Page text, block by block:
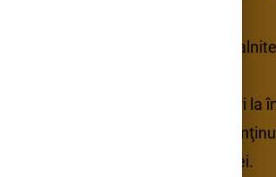
- să enumere personajele
- să formuleze oral răspunsuri la
educatoarei, referitoare la
pe baza povestirii educatoarei.